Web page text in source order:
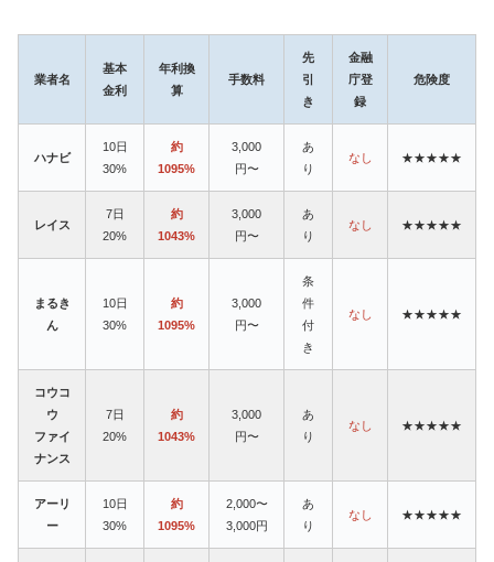
業者名
基本
金利
年利換
算
手数料
先
引
き
金融
庁登
録
危険度
ハナビ
10日
30%
約
1095%
3,000
円〜
あ
り
なし ★★★★★
レイス
7日
20%
約
1043%
3,000
円〜
あ
り
なし ★★★★★
まるき
ん
10日
30%
約
1095%
3,000
円〜
条
件
付
き
なし ★★★★★
コウコ
ウ
ファイ
ナンス
7日
20%
約
1043%
3,000
円〜
あ
り
なし ★★★★★
アーリ
ー
10日
30%
約
1095%
2,000〜
3,000円
あ
り
なし ★★★★★